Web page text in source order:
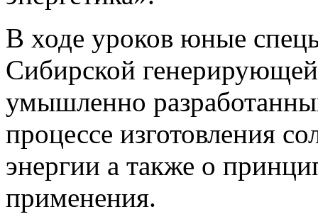
В ходе уроков юные
Сибирской
умышленно
процессе изготовления
энергии а также о
применения.